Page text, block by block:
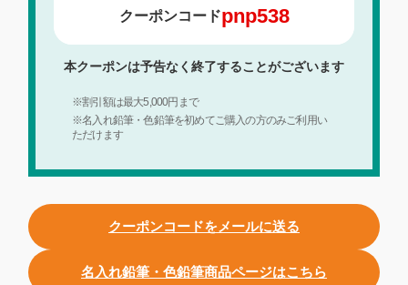
クーポンコードpnp538
本クーポンは予告なく終了することがございます
※割引額は最大5,000円まで
※名入れ鉛筆・色鉛筆を初めてご購入の方のみご利用い
ただけます
クーポンコードをメールに送る
名入れ鉛筆・色鉛筆商品ページはこちら